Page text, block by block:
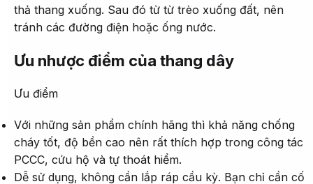
thả thang xuống. Sau đó từ từ trèo xuống đất, nên
tránh các đường điện hoặc ống nước.
Ưu nhược điểm của thang dây
Ưu điểm
Với những sản phẩm chính hãng thì khả năng chống
cháy tốt, độ bền cao nên rất thích hợp trong công tác
PCCC, cứu hộ và tự thoát hiểm.
Dễ sử dụng, không cần lắp ráp cầu kỳ. Bạn chỉ cần cố